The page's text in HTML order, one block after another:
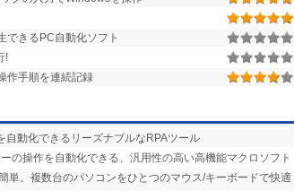
できるPC自動化ソフト
!
作手順を連続記録
動化できるリーズナブルなRPAツール
の操作を自動化できる、汎用性の高い高機能マクロソフト
単。複数台のパソコンをひとつのマウス/キーボードで快適